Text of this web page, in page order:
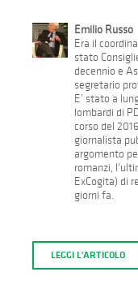
Emilio Russo
Era il
stato
decennio e
segretario
E’ stato a
lombardi di
corso del
giornalista
argomento
romanzi,
ExCogita) di
giorni fa.
LEGGI L'ARTICOLO